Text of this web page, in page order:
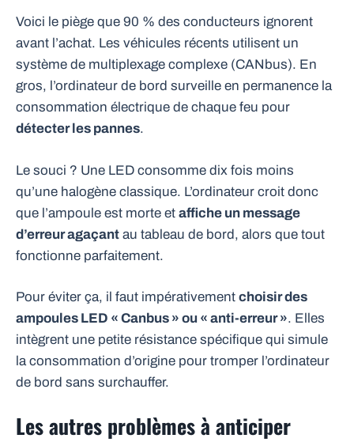
Voici le piège que 90 % des conducteurs ignorent
avant l’achat. Les véhicules récents utilisent un
système de multiplexage complexe (CANbus). En
gros, l’ordinateur de bord surveille en permanence la
consommation électrique de chaque feu pour
détecter les pannes.
Le souci ? Une LED consomme dix fois moins
qu’une halogène classique. L’ordinateur croit donc
que l’ampoule est morte et affiche un message
d’erreur agaçant au tableau de bord, alors que tout
fonctionne parfaitement.
Pour éviter ça, il faut impérativement choisir des
ampoules LED « Canbus » ou « anti-erreur ». Elles
intègrent une petite résistance spécifique qui simule
la consommation d’origine pour tromper l’ordinateur
de bord sans surchauffer.
Les autres problèmes à anticiper